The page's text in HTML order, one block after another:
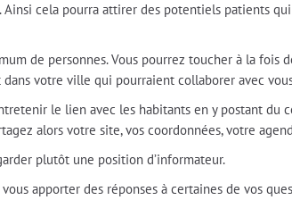
cela pourra attirer des potentiels patients
de personnes. Vous pourrez toucher à la fois
votre ville qui pourraient collaborer avec
le lien avec les habitants en y postant du
alors votre site, vos coordonnées, votre
plutôt une position d’informateur.
apporter des réponses à certaines de vos